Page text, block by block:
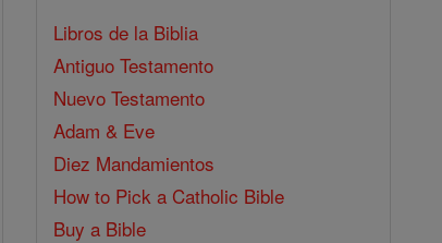
Libros de la Biblia
Antiguo Testamento
Nuevo Testamento
Adam & Eve
Diez Mandamientos
How to Pick a Catholic Bible
Buy a Bible